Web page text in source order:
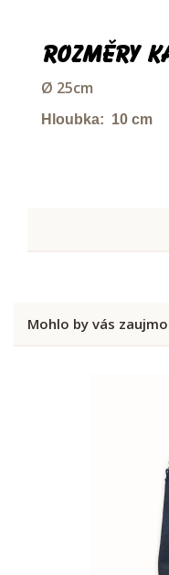
Rozměry
Ø 25cm
Hloubka: 10 cm
Mohlo by vás